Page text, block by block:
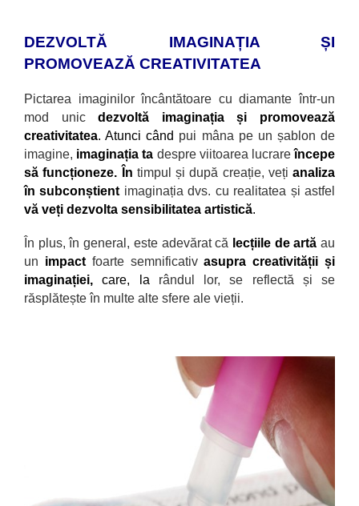
DEZVOLTĂ IMAGINAȚIA ȘI
PROMOVEAZĂ CREATIVITATEA
Pictarea imaginilor încântătoare cu diamanteîntr-un
mod unicdezvoltă imaginația și promovează
creativitatea. Atunci când pui mâna pe un șablon de
imagine, imaginația ta despre viitoarea lucrareîncepe
să funcționeze. În timpul și după creație, veți analiza
în subconștient imaginația dvs. cu realitatea și astfel
vă veți dezvolta sensibilitatea artistică.
În plus, în general, este adevărat că lecțiile de artăau
un impact foarte semnificativasupra creativității și
imaginației,care, la rândul lor, se reflectă și se
răsplătește în multe alte sfere ale vieții.